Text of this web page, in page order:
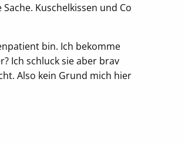
Kuschelkissen und Co
bin. Ich bekomme
Ich schluck sie aber brav
Also kein Grund mich hier